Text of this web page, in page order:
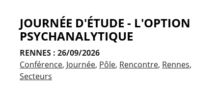
JOURNÉE D'ÉTUDE - L'OPTION
PSYCHANALYTIQUE
RENNES : 26/09/2026
Conférence Journée Pôle Rencontre Rennes
Secteurs